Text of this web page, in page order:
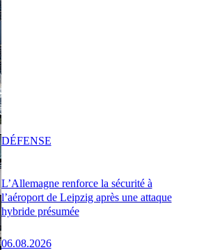
L’Allemagne renforce la sécurité à
l’aéroport de Leipzig après une attaque
hybride présumée
06.08.2026
DÉFENSE